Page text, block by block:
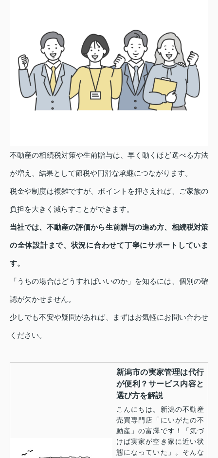
不動産の相続税対策や生前贈与は、早く動くほど選べる方法
が増え、結果として節税や円滑な承継につながります。
税金や制度は複雑ですが、ポイントを押さえれば、ご家族の
負担を大きく減らすことができます。
当社では、不動産の評価から生前贈与の進め方、相続税対策
の全体設計まで、状況に合わせて丁寧にサポートしていま
す。
「うちの場合はどうすればいいのか」を知るには、個別の確
認が欠かせません。
少しでも不安や疑問があれば、まずはお気軽にお問い合わせ
ください。
新潟市の実家管理は代行
が便利？サービス内容と
選び方を解説
こんにちは。新潟の不動産
売買専門店「にいがたの不
動産」の富澤です！「気づ
けば実家が空き家に近い状
態になっていた」。そんな